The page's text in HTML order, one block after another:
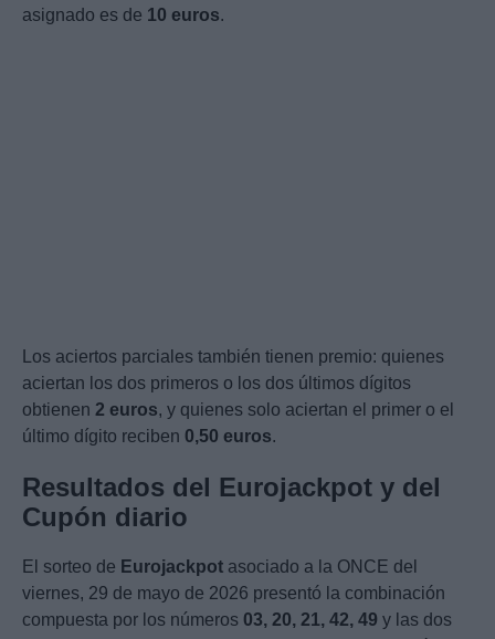
asignado es de 10 euros.
Los aciertos parciales también tienen premio: quienes
aciertan los dos primeros o los dos últimos dígitos
obtienen 2 euros, y quienes solo aciertan el primer o el
último dígito reciben 0,50 euros.
Resultados del Eurojackpot y del
Cupón diario
El sorteo de Eurojackpot asociado a la ONCE del
viernes, 29 de mayo de 2026 presentó la combinación
compuesta por los números 03, 20, 21, 42, 49 y las dos